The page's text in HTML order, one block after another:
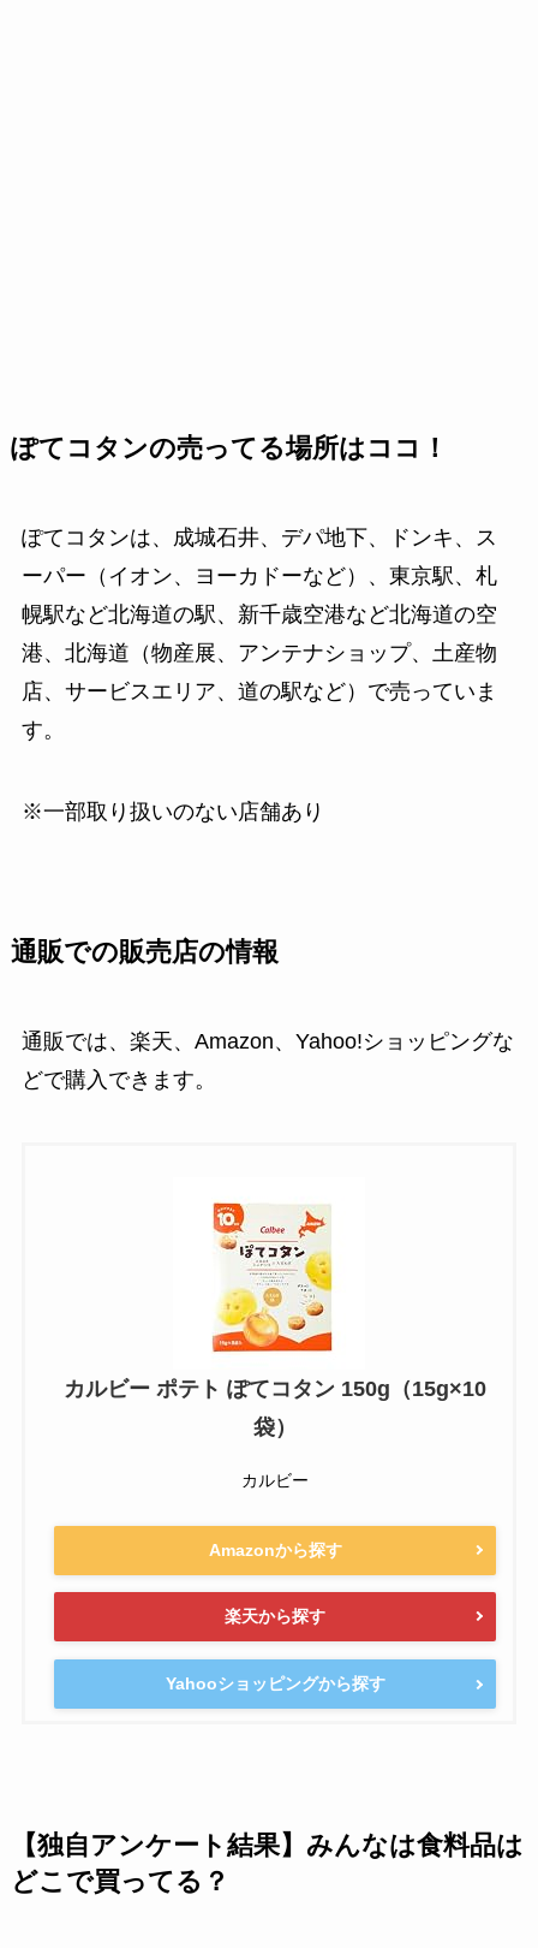
ぽてコタンの売ってる場所はココ！
ぽてコタンは、成城石井、デパ地下、ドンキ、ス
ーパー（イオン、ヨーカドーなど）、東京駅、札
幌駅など北海道の駅、新千歳空港など北海道の空
港、北海道（物産展、アンテナショップ、土産物
店、サービスエリア、道の駅など）で売っていま
す。
※一部取り扱いのない店舗あり
通販での販売店の情報
通販では、楽天、Amazon、Yahoo!ショッピングな
どで購入できます。
カルビー ポテト ぽてコタン 150g（15g×10
袋）
カルビー
Amazonから探す
楽天から探す
Yahooショッピングから探す
【独自アンケート結果】みんなは食料品は
どこで買ってる？